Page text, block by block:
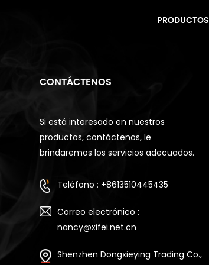
PRODUCTOS
CONTÁCTENOS
Si está interesado en nuestros
productos, contáctenos, le
brindaremos los servicios adecuados.
Teléfono : +8613510445435
Correo electrónico :
nancy@xifei.net.cn
Shenzhen Dongxieying Trading Co.,